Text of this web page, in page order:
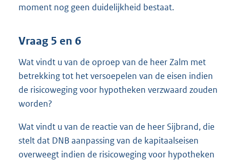
moment nog geen duidelijkheid bestaat.
Vraag 5 en 6
Wat vindt u van de oproep van de heer Zalm met
betrekking tot het versoepelen van de eisen indien
de risicoweging voor hypotheken verzwaard zouden
worden?
Wat vindt u van de reactie van de heer Sijbrand, die
stelt dat DNB aanpassing van de kapitaalseisen
overweegt indien de risicoweging voor hypotheken